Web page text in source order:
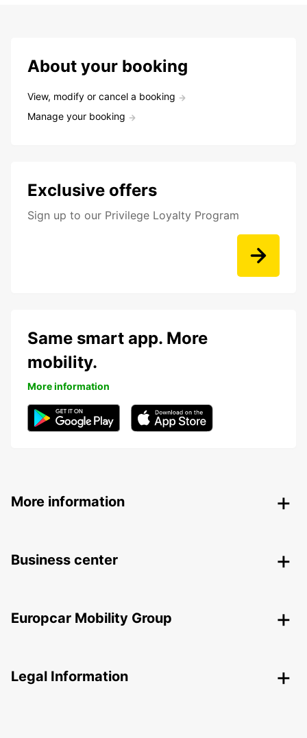
About your booking
View, modify or cancel a booking
Manage your booking
Exclusive offers
Sign up to our Privilege Loyalty Program
Same smart app. More
mobility.
More information
More information
Business center
Europcar Mobility Group
Legal Information